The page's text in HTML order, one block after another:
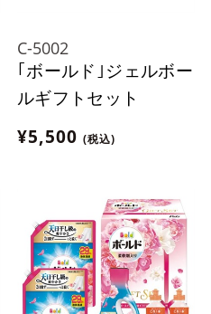
C-5002
｢ボールド｣ジェルボー
ルギフトセット
¥5,500 (税込)